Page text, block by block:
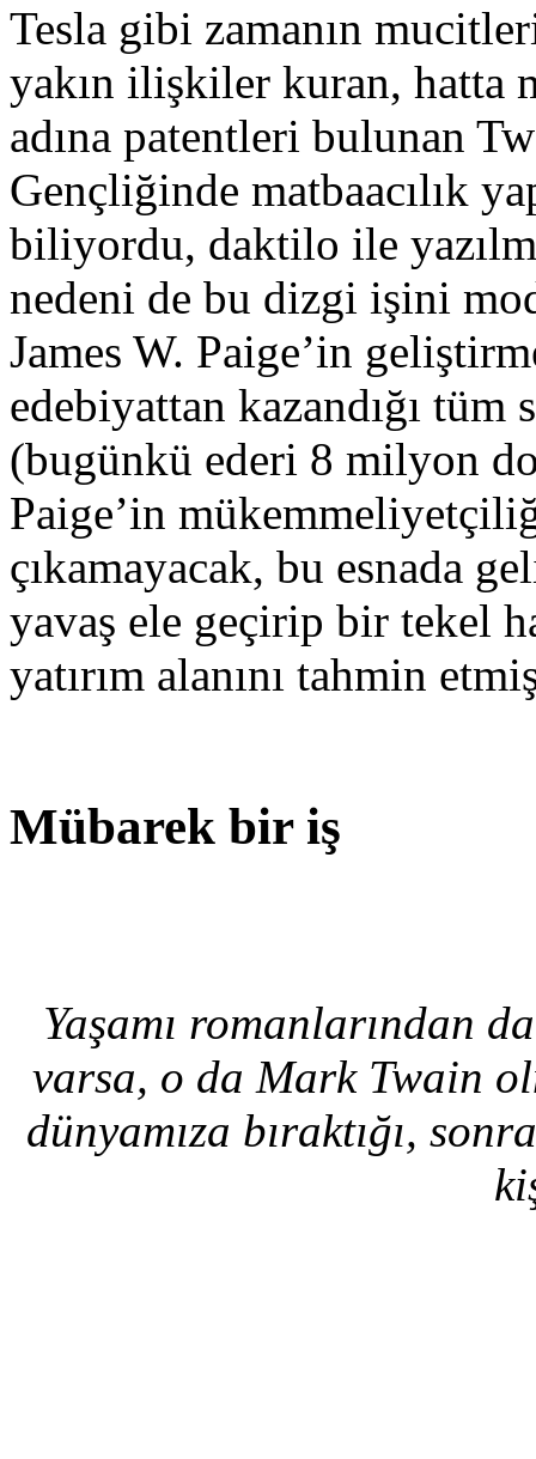
Tesla gibi zamanın
yakın ilişkiler kuran, hatta
adına patentleri bulunan
Gençliğinde matbaacılık
biliyordu, daktilo ile
nedeni de bu dizgi işini
James W. Paige’in
edebiyattan kazandığı tüm
(bugünkü ederi 8 milyon
Paige’in
çıkamayacak, bu esnada
yavaş ele geçirip bir tekel
yatırım alanını tahmin
Mübarek bir iş
Yaşamı romanlarından
varsa, o da Mark Twain
dünyamıza bıraktığı,